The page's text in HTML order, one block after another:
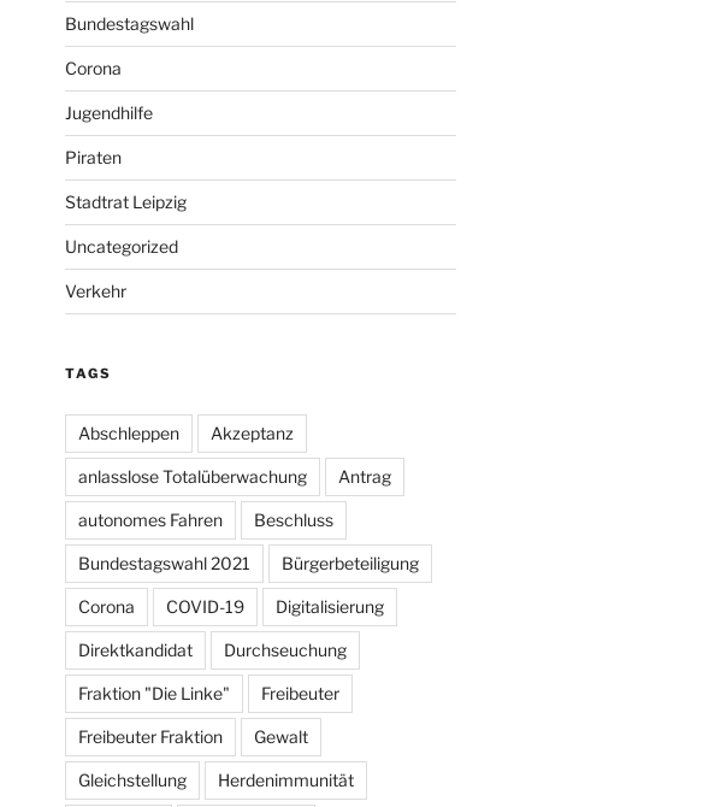
Bundestagswahl
Corona
Jugendhilfe
Piraten
Stadtrat Leipzig
Uncategorized
Verkehr
TAGS
Abschleppen Akzeptanz
anlasslose Totalüberwachung Antrag
autonomes Fahren Beschluss
Bundestagswahl 2021 Bürgerbeteiligung
Corona COVID-19 Digitalisierung
Direktkandidat Durchseuchung
Fraktion "Die Linke" Freibeuter
Freibeuter Fraktion Gewalt
Gleichstellung Herdenimmunität